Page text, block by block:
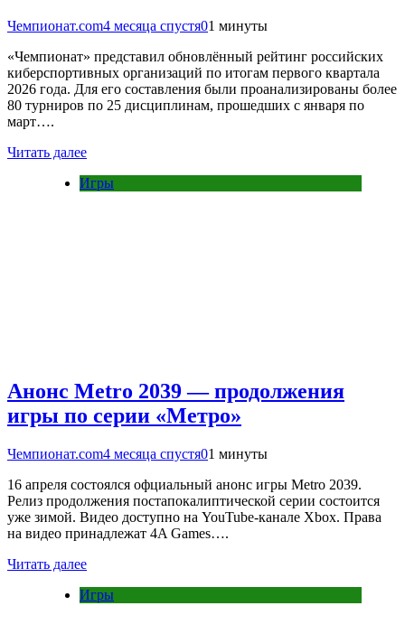
Чемпионат.com4 месяца спустя01 минуты
«Чемпионат» представил обновлённый рейтинг российских
киберспортивных организаций по итогам первого квартала
2026 года. Для его составления были проанализированы более
80 турниров по 25 дисциплинам, прошедших с января по
март….
Читать далее
Игры
Анонс Metro 2039 — продолжения
игры по серии «Метро»
Чемпионат.com4 месяца спустя01 минуты
16 апреля состоялся офциальный анонс игры Metro 2039.
Релиз продолжения постапокалиптической серии состоится
уже зимой. Видео доступно на YouTube-канале Xbox. Права
на видео принадлежат 4A Games….
Читать далее
Игры